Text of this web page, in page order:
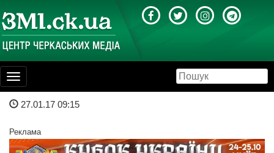
Toggle
navigation
27.01.17 09:15
Реклама